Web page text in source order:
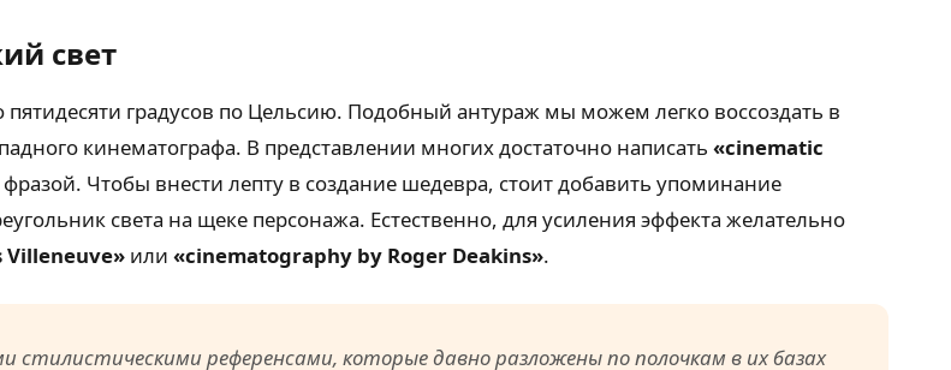
свет
градусов по Цельсию. Подобный антураж мы можем легко воссоздать в
кинематографа. В представлении многих достаточно написать «cinematic
Чтобы внести лепту в создание шедевра, стоит добавить упоминание
света на щеке персонажа. Естественно, для усиления эффекта желательно
Villeneuve» или «cinematography by Roger Deakins».
референсами, которые давно разложены по полочкам в их базах